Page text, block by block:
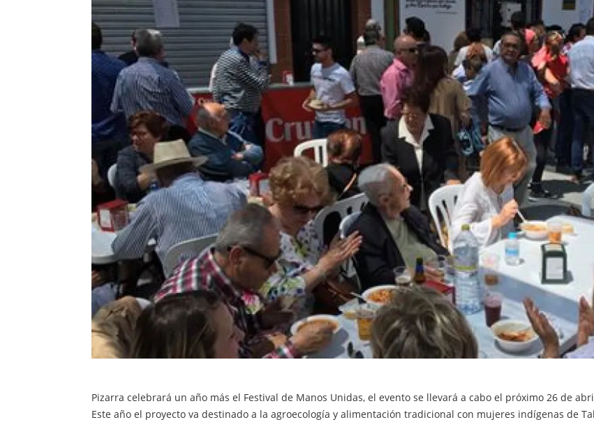
Pizarra celebrará un año más el Festival de Manos Unidas, el evento se llevará a cabo el próximo 26 de
Este año el proyecto va destinado a la agroecología y alimentación tradicional con mujeres indígenas de